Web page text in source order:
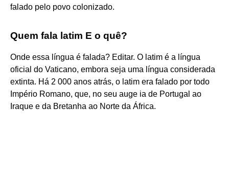
falado pelo povo colonizado.
Quem fala latim E o quê?
Onde essa língua é falada? Editar. O latim é a língua
oficial do Vaticano, embora seja uma língua considerada
extinta. Há 2 000 anos atrás, o latim era falado por todo
Império Romano, que, no seu auge ia de Portugal ao
Iraque e da Bretanha ao Norte da África.